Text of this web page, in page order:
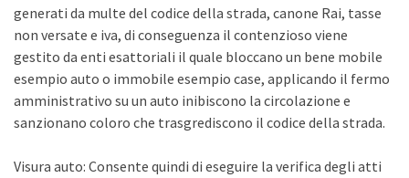
generati da multe del codice della strada, canone Rai, tasse
non versate e iva, di conseguenza il contenzioso viene
gestito da enti esattoriali il quale bloccano un bene mobile
esempio auto o immobile esempio case, applicando il fermo
amministrativo su un auto inibiscono la circolazione e
sanzionano coloro che trasgrediscono il codice della strada.
Visura auto: Consente quindi di eseguire la verifica degli atti